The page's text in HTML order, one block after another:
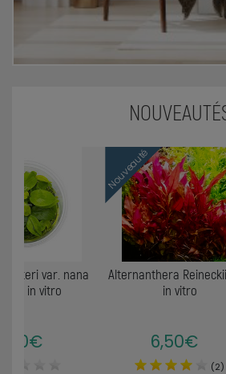
barteri var. nana
in vitro
Nouveauté
Alternanthera
in vitro
6,50€
(2)